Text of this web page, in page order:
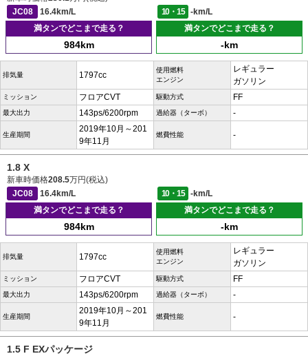
JC08
16.4km/L 10・15
-km/L
満タンでどこまで走る？
984km
満タンでどこまで走る？
-km
排気量 1797cc
使用燃料
エンジン
レギュラー
ガソリン
ミッション フロアCVT 駆動方式 FF
最大出力 143ps/6200rpm 過給器（ターボ） -
生産期間
2019年10月～201
9年11月
燃費性能 -
1.8 X
新車時価格208.5万円(税込)
JC08
16.4km/L 10・15
-km/L
満タンでどこまで走る？
984km
満タンでどこまで走る？
-km
排気量 1797cc
使用燃料
エンジン
レギュラー
ガソリン
ミッション フロアCVT 駆動方式 FF
最大出力 143ps/6200rpm 過給器（ターボ） -
生産期間
2019年10月～201
9年11月
燃費性能 -
1.5 F EXパッケージ